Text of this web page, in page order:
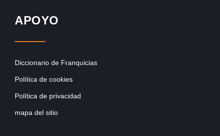
APOYO
Diccionario de Franquicias
Política de cookies
Política de privacidad
mapa del sitio